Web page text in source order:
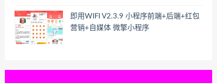
即用WIFI V2.3.9 小程序前端+后端+红包
营销+自媒体 微擎小程序